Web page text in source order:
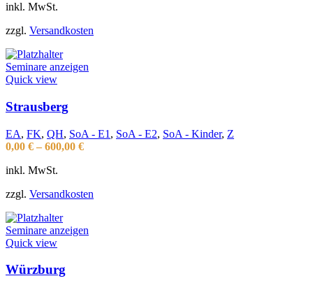
inkl. MwSt.
zzgl. Versandkosten
Seminare anzeigen
Quick view
Strausberg
EA, FK, QH, SoA - E1 , SoA - E2, SoA - Kinder, Z
0,00 € – 600,00 €
inkl. MwSt.
zzgl. Versandkosten
Seminare anzeigen
Quick view
Würzburg